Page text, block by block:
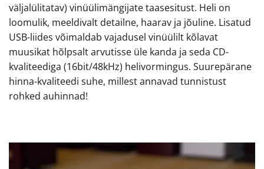
väljalülitatav) vinüülimängijate taasesitust. Heli on
loomulik, meeldivalt detailne, haarav ja jõuline. Lisatud
USB-liides võimaldab vajadusel vinüülilt kõlavat
muusikat hõlpsalt arvutisse üle kanda ja seda CD-
kvaliteediga (16bit/48kHz) helivormingus. Suurepärane
hinna-kvaliteedi suhe, millest annavad tunnistust
rohked auhinnad!